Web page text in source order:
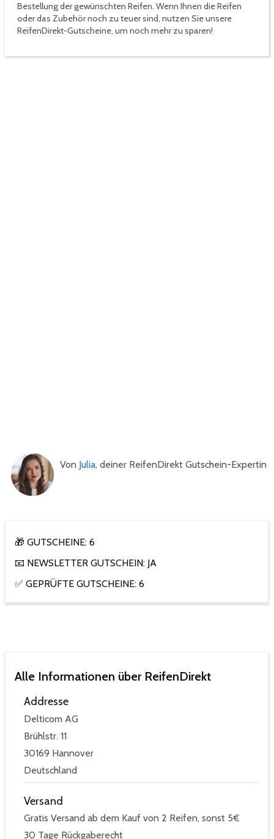
Bestellung der gewünschten Reifen. Wenn Ihnen die Reifen
oder das Zubehör noch zu teuer sind, nutzen Sie unsere
ReifenDirekt-Gutscheine, um noch mehr zu sparen!
Von Julia, deiner ReifenDirekt Gutschein-Expertin
🎁 GUTSCHEINE: 6
📧 NEWSLETTER GUTSCHEIN: JA
✅ GEPRÜFTE GUTSCHEINE: 6
Alle Informationen über ReifenDirekt
Addresse
Delticom AG
Brühlstr. 11
30169 Hannover
Deutschland
Versand
Gratis Versand ab dem Kauf von 2 Reifen, sonst 5€
30 Tage Rückgaberecht